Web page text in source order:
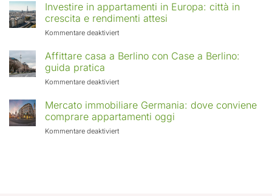
Investire in appartamenti in Europa: città in
crescita e rendimenti attesi
Kommentare deaktiviertfür
in
Europa:
in
crescita
rendimenti
Affittare casa a Berlino con Case a Berlino:
guida pratica
Kommentare deaktiviertfür
casa
a
Berlino
con
Mercato immobiliare Germania: dove conviene
comprare appartamenti oggi
Kommentare deaktiviertfür